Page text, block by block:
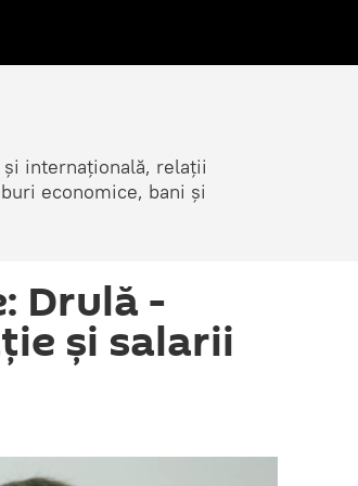
internațională, relații
economice, bani și
Drulă -
și salarii